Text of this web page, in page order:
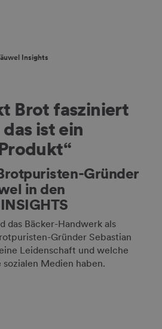
Insights
Brot fasziniert
ist ein
Gründer
in den
das Bäcker-Handwerk als
Gründer Sebastian
Leidenschaft und welche
Medien haben.